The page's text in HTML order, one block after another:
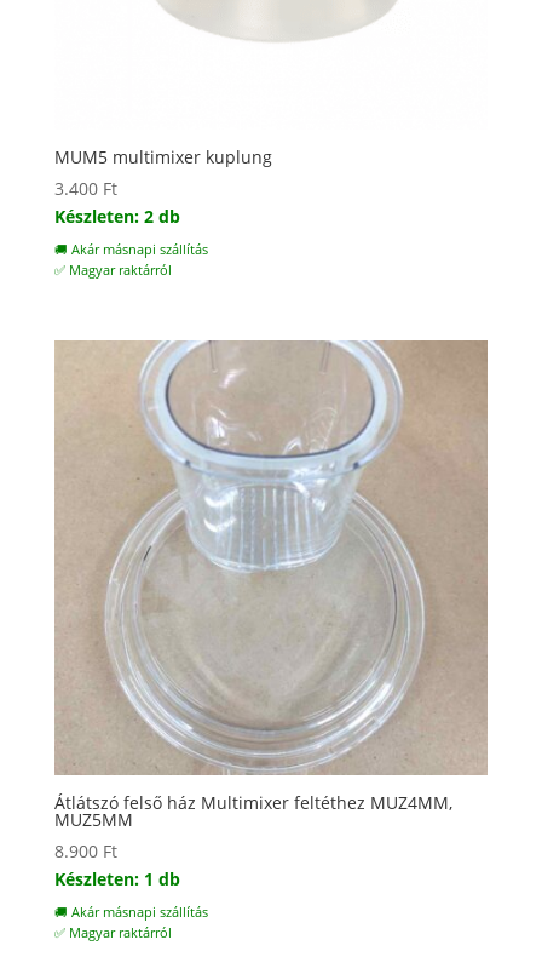
MUM5 multimixer kuplung
3.400 Ft
Készleten: 2 db
🚚 Akár másnapi szállítás
✅ Magyar raktárról
Átlátszó felső ház Multimixer feltéthez MUZ4MM,
MUZ5MM
8.900 Ft
Készleten: 1 db
🚚 Akár másnapi szállítás
✅ Magyar raktárról